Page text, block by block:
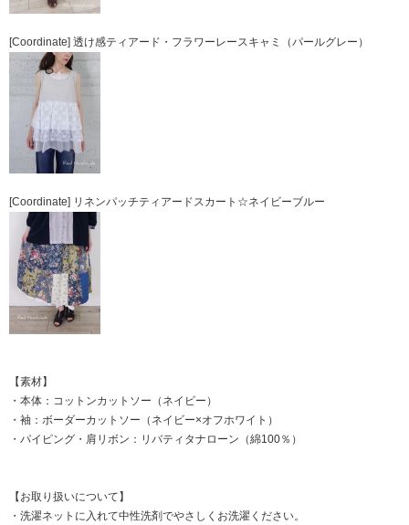
[Coordinate] 透け感ティアード・フラワーレースキャミ（パールグレー）
[Coordinate] リネンパッチティアードスカート☆ネイビーブルー
【素材】
・本体：コットンカットソー（ネイビー）
・袖：ボーダーカットソー（ネイビー×オフホワイト）
・パイピング・肩リボン：リバティタナローン（綿100％）
【お取り扱いについて】
・洗濯ネットに入れて中性洗剤でやさしくお洗濯ください。